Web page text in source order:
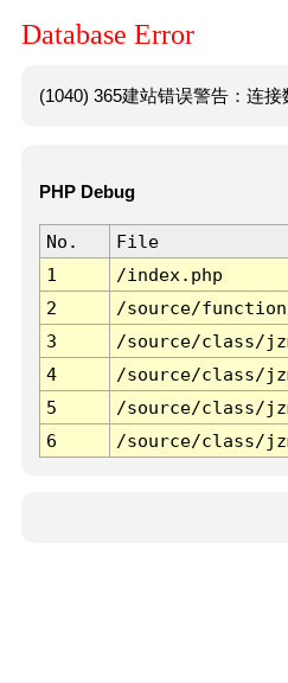
Database Error
(1040) 365建站错误警告：连
PHP Debug
No. File
1
/index.php
2
/source/
3
/source/class/
4
/source/class/
5
/source/class/
6
/source/class/